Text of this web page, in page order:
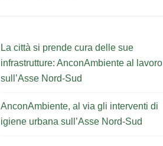
La città si prende cura delle sue
infrastrutture: AnconAmbiente al lavoro
sull’Asse Nord-Sud
AnconAmbiente, al via gli interventi di
igiene urbana sull’Asse Nord-Sud